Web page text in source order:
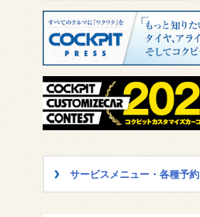
サービスメニュー・各種予約